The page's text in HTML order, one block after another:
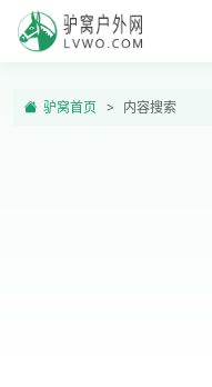
驴窝首页 内容搜索